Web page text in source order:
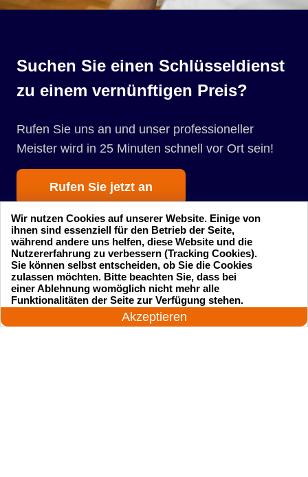
Suchen Sie einen Schlüsseldienst
zu einem vernünftigen Preis?
Rufen Sie uns an und unser professioneller
Meister wird in 25 Minuten schnell vor Ort sein!
Rufen Sie jetzt an
Startseite Einsatzgebiete
Preise
24 Stunden am Tag
Akzeptieren
Wir nutzen Cookies auf unserer Website. Einige von
ihnen sind essenziell für den Betrieb der Seite,
während andere uns helfen, diese Website und die
Nutzererfahrung zu verbessern (Tracking Cookies).
Sie können selbst entscheiden, ob Sie die Cookies
zulassen möchten. Bitte beachten Sie, dass bei
einer Ablehnung womöglich nicht mehr alle
Funktionalitäten der Seite zur Verfügung stehen.